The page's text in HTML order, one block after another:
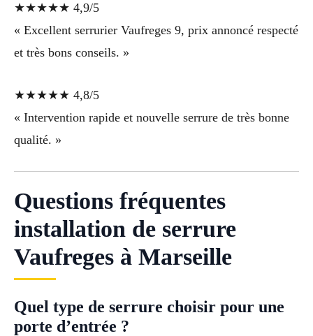
★★★★★ 4,9/5
« Excellent serrurier Vaufreges 9, prix annoncé respecté
et très bons conseils. »
★★★★★ 4,8/5
« Intervention rapide et nouvelle serrure de très bonne
qualité. »
Questions fréquentes
installation de serrure
Vaufreges à Marseille
Quel type de serrure choisir pour une
porte d’entrée ?